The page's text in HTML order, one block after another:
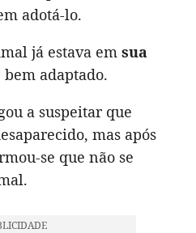
adotá-lo.
já estava em sua
bem adaptado.
a suspeitar que
mas após
se que não se